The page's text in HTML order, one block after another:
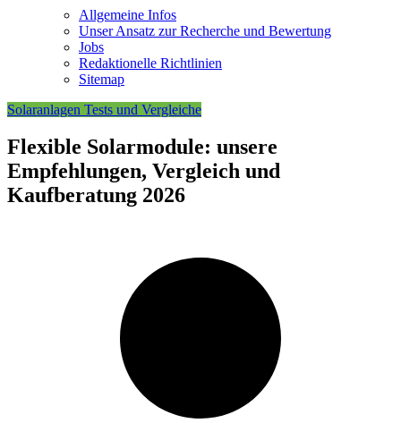
Allgemeine Infos
Unser Ansatz zur Recherche und Bewertung
Jobs
Redaktionelle Richtlinien
Sitemap
Solaranlagen Tests und Vergleiche
Flexible Solarmodule: unsere
Empfehlungen, Vergleich und
Kaufberatung 2026